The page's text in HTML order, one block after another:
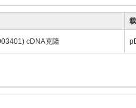
cDNA克隆